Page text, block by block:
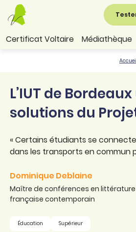
Certificat Voltaire Médiathèque
L’IUT de
solutions du
« Certains étudiants se
dans les transports en commun
Dominique Deblaine
Maître de conférences en littérature
française contemporain
Éducation Supérieur